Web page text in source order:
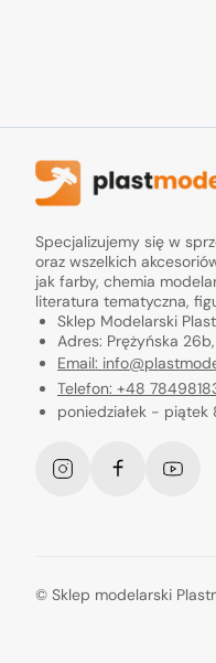
Specjalizujemy się w
oraz wszelkich
jak farby, chemia
literatura tematyczna,
Sklep Modelarski
Adres: Prężyńska
Email:
Telefon: +48
poniedziałek -
InstagramFacebook
© Sklep modelarski